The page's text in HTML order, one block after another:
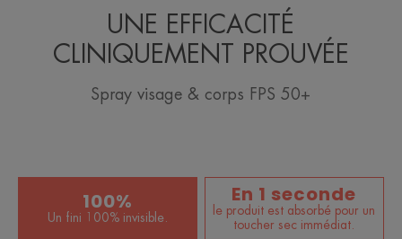
UNE EFFICACITÉ
CLINIQUEMENT PROUVÉE
Spray visage & corps FPS 50+
100%
Un fini 100% invisible.
En 1 seconde
le produit est absorbé pour un
toucher sec immédiat.